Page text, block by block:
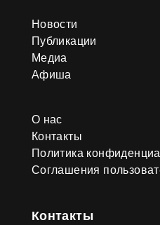
Новости
Публикации
Медиа
Афиша
О нас
Контакты
Политика
Соглашения
Контакты